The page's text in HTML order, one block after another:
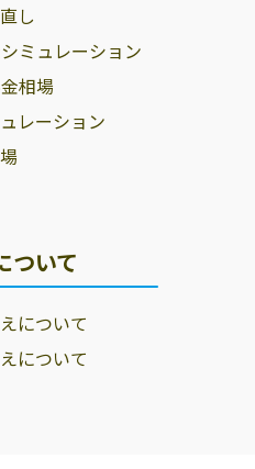
し
ミュレーション
相場
レーション
ついて
について
について